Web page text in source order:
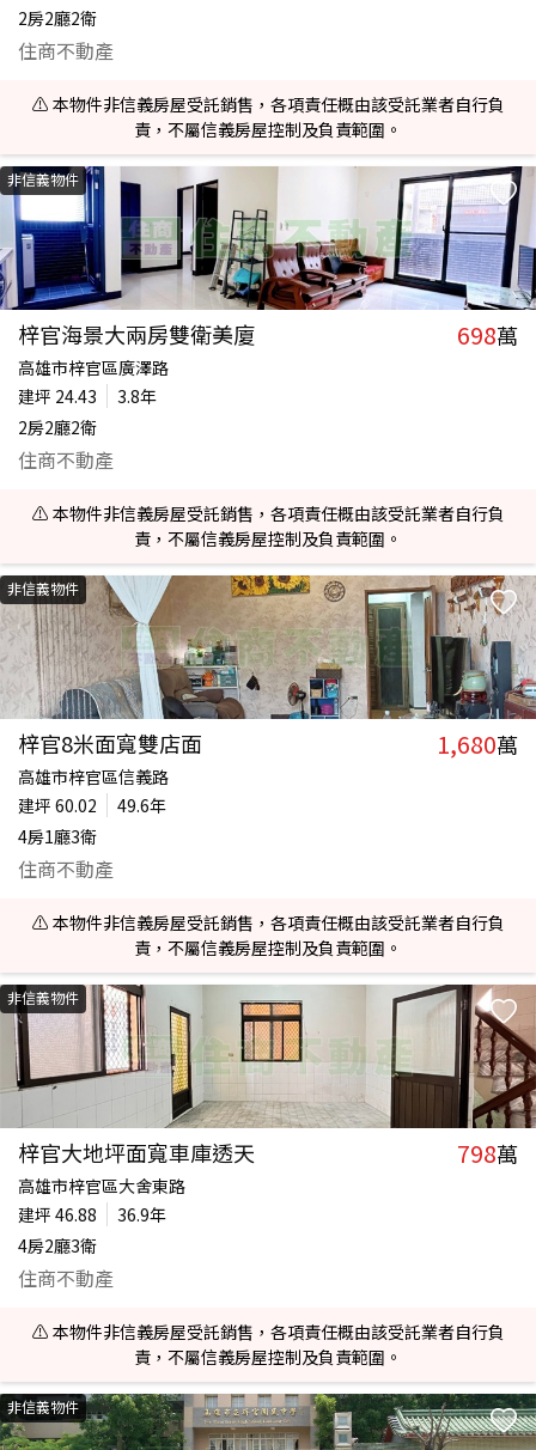
2房2廳2衛
住商不動產
⚠️ 本物件非信義房屋受託銷售，各項責任概由該受託業者自行負
責，不屬信義房屋控制及負責範圍。
非信義物件
梓官海景大兩房雙衛美廈 698萬
高雄市梓官區廣澤路
建坪 24.43
3.8年
2房2廳2衛
住商不動產
⚠️ 本物件非信義房屋受託銷售，各項責任概由該受託業者自行負
責，不屬信義房屋控制及負責範圍。
非信義物件
梓官8米面寬雙店面 1,680萬
高雄市梓官區信義路
建坪 60.02
49.6年
4房1廳3衛
住商不動產
⚠️ 本物件非信義房屋受託銷售，各項責任概由該受託業者自行負
責，不屬信義房屋控制及負責範圍。
非信義物件
梓官大地坪面寬車庫透天 798萬
高雄市梓官區大舍東路
建坪 46.88
36.9年
4房2廳3衛
住商不動產
⚠️ 本物件非信義房屋受託銷售，各項責任概由該受託業者自行負
責，不屬信義房屋控制及負責範圍。
非信義物件